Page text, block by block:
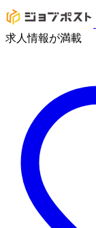
求人情報が満載